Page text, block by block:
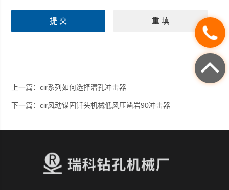
上一篇：cir系列如何选择潜孔冲击器
下一篇：cir风动锚固钎头机械低风压凿岩90冲击器